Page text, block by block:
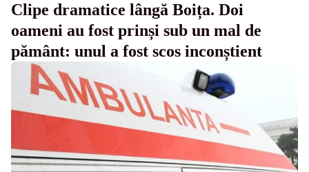
Clipe dramatice lângă Boița. Doi
oameni au fost prinși sub un mal de
pământ: unul a fost scos inconștient